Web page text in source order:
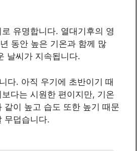
유명합니다. 열대기후의 영
동안 높은 기온과 함께 많
날씨가 지속됩니다.
다. 아직 우기에 초반이기 때
다는 시원한 편이지만, 기온
같이 높고 습도 또한 높기 때문
무덥습니다.